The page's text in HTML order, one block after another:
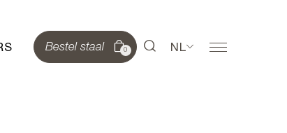
Bestel staal 0 NL